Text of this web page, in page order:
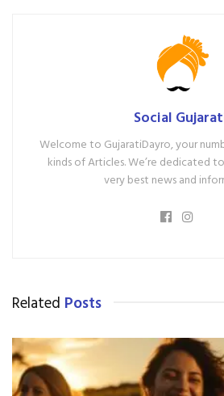
Social
Welcome to GujaratiDayro, your
kinds of Articles. We’re dedicated
very best news and
Related Posts